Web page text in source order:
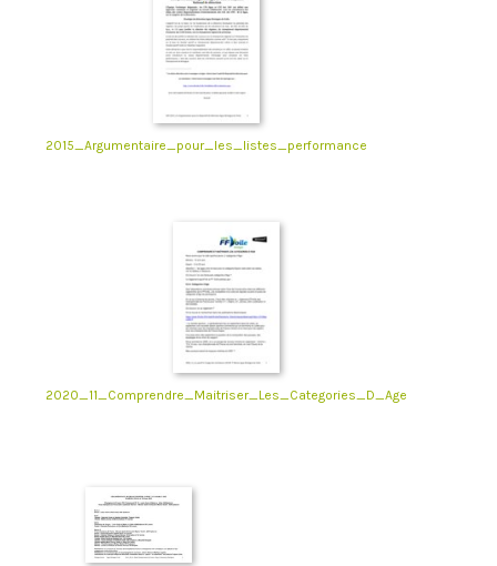
2015_Argumentaire_pour_les_listes_performance
2020_11_Comprendre_Maitriser_Les_Categories_D_Age